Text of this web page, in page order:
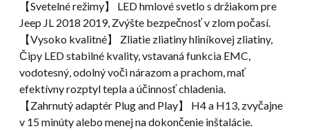
【Svetelné režimy】 LED hmlové svetlo s držiakom pre
Jeep JL 2018 2019, Zvýšte bezpečnosť v zlom počasí.
【Vysoko kvalitné】 Zliatie zliatiny hliníkovej zliatiny,
Čipy LED stabilné kvality, vstavaná funkcia EMC,
vodotesný, odolný voči nárazom a prachom, mať
efektívny rozptyl tepla a účinnosť chladenia.
【Zahrnutý adaptér Plug and Play】 H4 a H13, zvyčajne
v 15 minúty alebo menej na dokončenie inštalácie.